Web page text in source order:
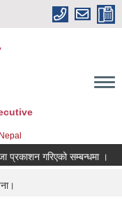
गरिएको सम्बन्धमा ।